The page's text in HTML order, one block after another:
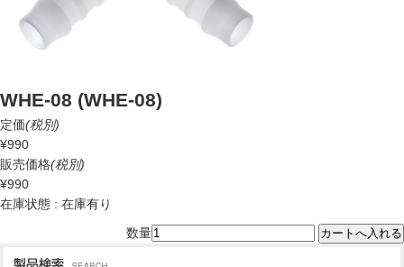
WHE-08 (WHE-08)
定価(税別)
¥990
販売価格(税別)
¥990
在庫状態 : 在庫有り
数量